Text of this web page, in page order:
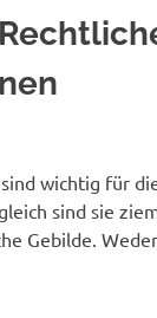
wichtig für
sind sie
Gebilde.